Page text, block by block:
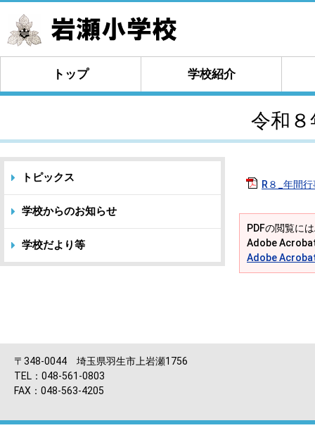
トップ 学校紹介
令和
R８_年間
PDFの閲覧に
Adobe
Adobe
トピックス
学校からのお知らせ
学校だより等
〒348-0044 埼玉県羽生市上岩瀬1756
TEL：048-561-0803
FAX：048-563-4205